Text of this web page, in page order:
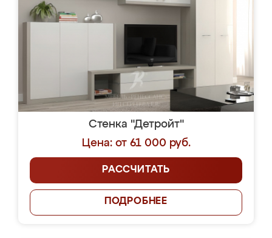
Стенка "Детройт"
Цена: от 61 000 руб.
РАССЧИТАТЬ
ПОДРОБНЕЕ